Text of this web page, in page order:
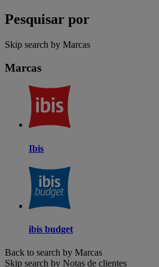
Pesquisar por
Skip search by Marcas
Marcas
Ibis
ibis budget
Back to search by Marcas
Skip search by Notas de clientes